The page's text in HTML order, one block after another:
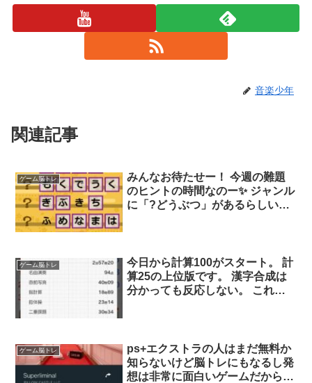
音楽少年
関連記事
ゲーム脳トレ
みんなお待たせー！ 今週の難題
のヒントの時間なのー✨ ジャンル
に「?どうぶつ」があるらしいの
ゲーム脳トレ
今日から計算100がスタート。 計
算25の上位版です。 漢字合成は
分かっても反応しない。 これだ
ゲーム脳トレ
ps+エクストラの人はまだ無料か
知らないけど脳トレにもなるし発
想は非常に面白いゲームだから是